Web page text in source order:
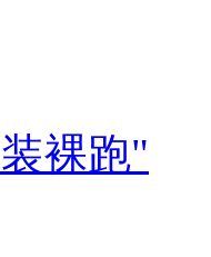
裸跑"